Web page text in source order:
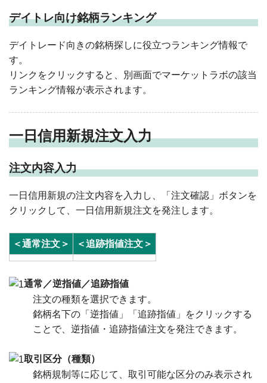
デイトレ向け銘柄ランキング
デイトレード向きの銘柄探しに役立つランキング情報で
す。
リンクをクリックすると、別画面でマーケットラボの該当
ランキング情報が表示されます。
一日信用新規注文入力
注文内容入力
一日信用新規の注文内容を入力し、「注文確認」ボタンを
クリックして、一日信用新規注文を発注します。
＜通常注文＞ ＜追跡指値注文＞
通常／逆指値／追跡指値
注文の種類を選択できます。
銘柄名下の「逆指値」「追跡指値」をクリックする
ことで、逆指値・追跡指値注文を発注できます。
取引区分（種類）
銘柄規制等に応じて、取引可能な区分のみ表示され